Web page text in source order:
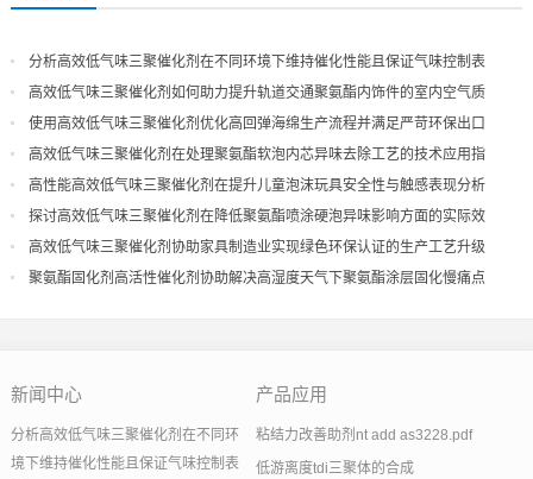
分析高效低气味三聚催化剂在不同环境下维持催化性能且保证气味控制表
现
高效低气味三聚催化剂如何助力提升轨道交通聚氨酯内饰件的室内空气质
量
使用高效低气味三聚催化剂优化高回弹海绵生产流程并满足严苛环保出口
高效低气味三聚催化剂在处理聚氨酯软泡内芯异味去除工艺的技术应用指
导
高性能高效低气味三聚催化剂在提升儿童泡沫玩具安全性与触感表现分析
探讨高效低气味三聚催化剂在降低聚氨酯喷涂硬泡异味影响方面的实际效
果
高效低气味三聚催化剂协助家具制造业实现绿色环保认证的生产工艺升级
聚氨酯固化剂高活性催化剂协助解决高湿度天气下聚氨酯涂层固化慢痛点
新闻中心
分析高效低气味三聚催化剂在不同环
境下维持催化性能且保证气味控制表
产品应用
粘结力改善助剂nt add as3228.pdf
低游离度tdi三聚体的合成